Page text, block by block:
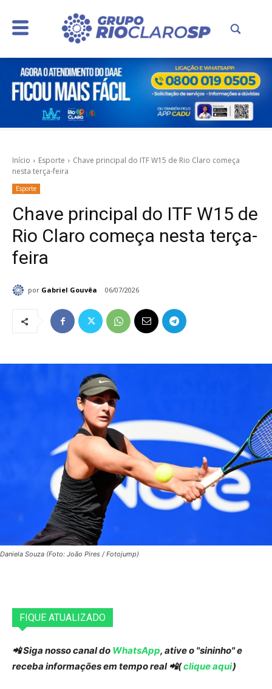
Início Esporte
Chave principal do ITF W15 de Rio Claro começa
nesta terça-feira
Esporte
Chave principal do ITF W15 de
Rio Claro começa nesta terça-
feira
por Gabriel Gouvêa 06/07/2026
Daniela Souza (Foto: João Pires / Fotojump)
FIQUE ATUALIZADO
📲 Siga nosso canal do WhatsApp, ative o "sininho" e
receba informações em tempo real 📲(clique aqui)